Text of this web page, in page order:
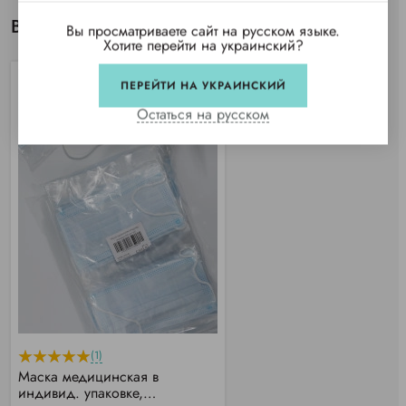
Вы просматривали
(1)
Маска медицинская в
индивид. упаковке,
Вы просматриваете сайт на русском языке.
Хотите перейти на украинский?
ПЕРЕЙТИ НА УКРАИНСКИЙ
Остаться на русском